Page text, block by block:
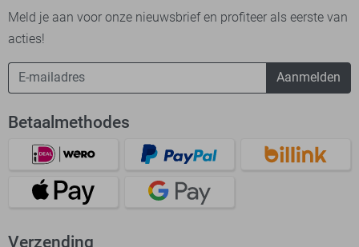
Meld je aan voor onze nieuwsbrief en profiteer als eerste van
acties!
Aanmelden
Betaalmethodes
Verzending